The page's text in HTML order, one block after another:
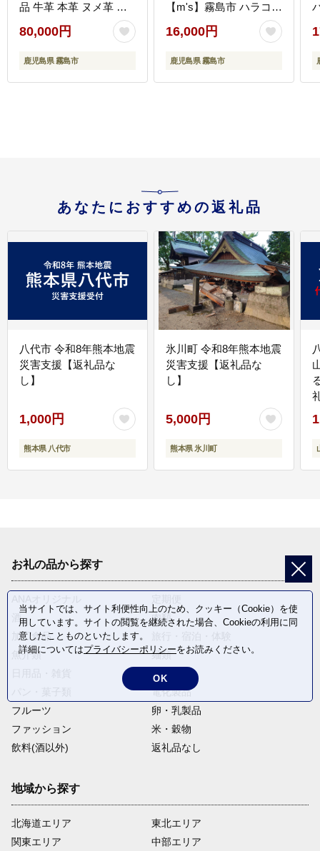
品 牛革 本革 ヌメ革 バ
ッグ ショルダーバッグ
ミニバッグ お財布 財布
ハンドメイド 手作り
80,000円
鹿児島県 霧島市
【m's】霧島市 ハラコ
牛毛付革 ハンドメイド
手作り
16,000円
鹿児島県 霧島市
あなたにおすすめの返礼品
八代市 令和8年熊本地震
災害支援【返礼品な
し】
1,000円
熊本県 八代市
氷川町 令和8年熊本地震
災害支援【返礼品な
し】
5,000円
熊本県 氷川町
お礼の品から探す
酒
肉類
加工食品
魚介類
麺類
野菜
電化製品
フルーツ
卵・乳製品
ファッション
米・穀物
飲料(酒以外)
返礼品なし
地域から探す
北海道エリア
関東エリア
東北エリア
中部エリア
当サイトでは、サイト利便性向上のため、クッキー（Cookie）を使
用しています。サイトの閲覧を継続された場合、Cookieの利用に同
意したことものといたします。
詳細についてはプライバシーポリシーをお読みください。
OK